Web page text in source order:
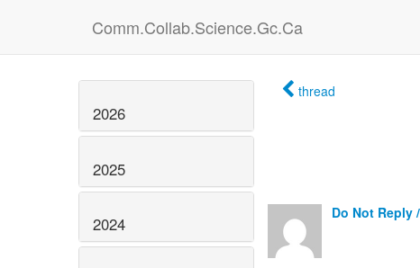
Comm.Collab.Science.Gc.Ca
2026
2025
2024
thread
Do Not Reply